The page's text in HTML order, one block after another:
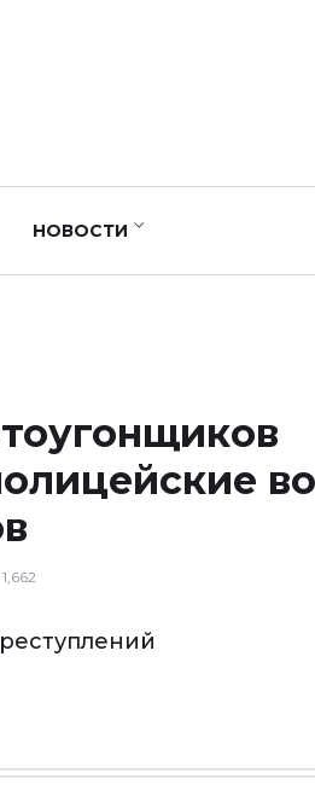
НОВОСТИ
во
1,662